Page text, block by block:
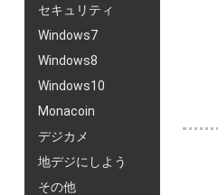
セキュリティ
Windows7
Windows8
Windows10
Monacoin
デジカメ
地デジにしよう
その他